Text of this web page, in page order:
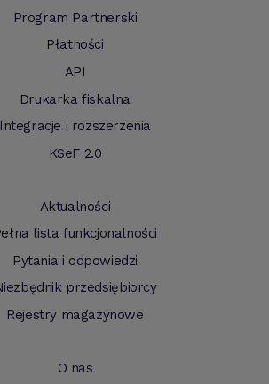
Program Partnerski
Płatności
API
Drukarka fiskalna
Integracje i rozszerzenia
KSeF 2.0
Aktualności
lista funkcjonalności
Pytania i odpowiedzi
przedsiębiorcy
Rejestry magazynowe
O nas